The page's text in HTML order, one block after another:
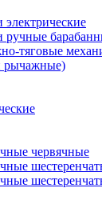
электрические
ручные
тяговые
рычажные)
червячные